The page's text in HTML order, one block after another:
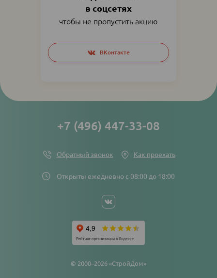
в соцсетях
чтобы не пропустить акцию
Social
networks
links
ВКонтакте
Открыты ежедневно с 08:00 до 18:00
+7 (496) 447-33-08
Обратный звонок Как проехать
Social
links
© 2000–2026 «СтройДом»